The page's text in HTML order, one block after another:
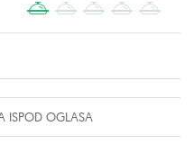
4
ISPOD OGLASA